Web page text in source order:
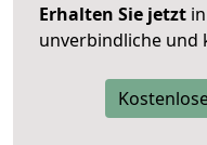
Erhalten Sie jetzt
unverbindliche und